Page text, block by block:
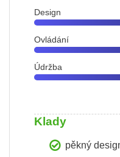
Design
Ovládání
Údržba
Klady
pěkný